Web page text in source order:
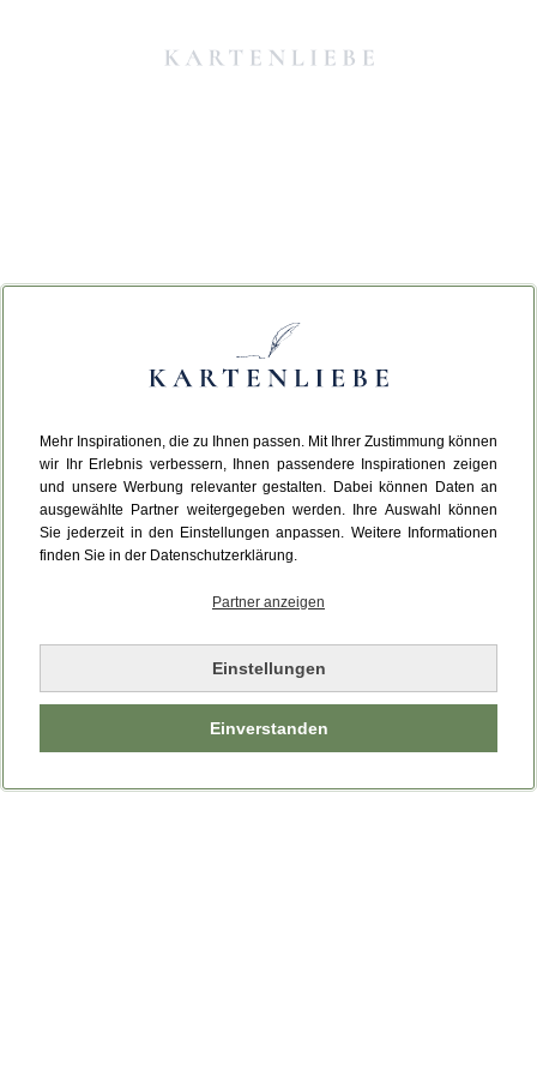
Mehr Inspirationen, die zu Ihnen passen. Mit Ihrer Zustimmung können
wir Ihr Erlebnis verbessern, Ihnen passendere Inspirationen zeigen
und unsere Werbung relevanter gestalten. Dabei können Daten an
ausgewählte Partner weitergegeben werden. Ihre Auswahl können
Sie jederzeit in den Einstellungen anpassen. Weitere Informationen
finden Sie in der Datenschutzerklärung.
Partner anzeigen
Einstellungen
Einverstanden
Da ist etwas schiefgelaufen.
Leider ist ein technischer Fehler aufgetreten.
Bitte laden Sie die Seite neu.